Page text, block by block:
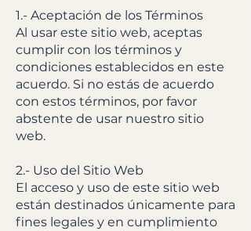
1.- Aceptación de los Términos
Al usar este sitio web, aceptas
cumplir con los términos y
condiciones establecidos en este
acuerdo. Si no estás de acuerdo
con estos términos, por favor
abstente de usar nuestro sitio
web.
2.- Uso del Sitio Web
El acceso y uso de este sitio web
están destinados únicamente para
fines legales y en cumplimiento